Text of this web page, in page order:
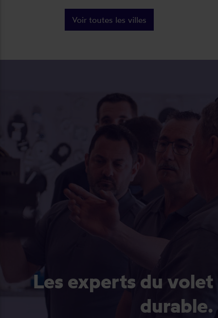
Voir toutes les villes
Les experts du volet
durable.